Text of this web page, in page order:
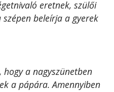
eretnek, szülői
beleírja a gyerek
a nagyszünetben
a pápára. Amennyiben